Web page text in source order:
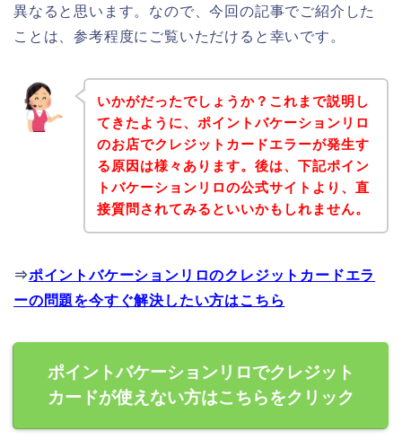
異なると思います。なので、今回の記事でご紹介した
ことは、参考程度にご覧いただけると幸いです。
いかがだったでしょうか？これまで説明し
てきたように、ポイントバケーションリロ
のお店でクレジットカードエラーが発生す
る原因は様々あります。後は、下記ポイン
トバケーションリロの公式サイトより、直
接質問されてみるといいかもしれません。
⇒ポイントバケーションリロのクレジットカードエラ
ーの問題を今すぐ解決したい方はこちら
ポイントバケーションリロでクレジット
カードが使えない方はこちらをクリック